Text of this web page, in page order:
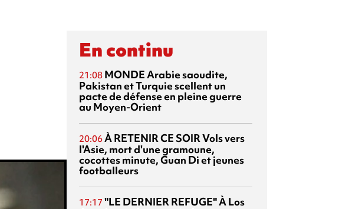
En continu
21:08 MONDEArabie saoudite,
Pakistan et Turquie scellent un
pacte de défense en pleine guerre
au Moyen-Orient
20:06À RETENIR CE SOIRVols vers
l'Asie, mort d'une gramoune,
cocottes minute, Guan Di et jeunes
footballeurs
17:17 "LE DERNIER REFUGE"À Los